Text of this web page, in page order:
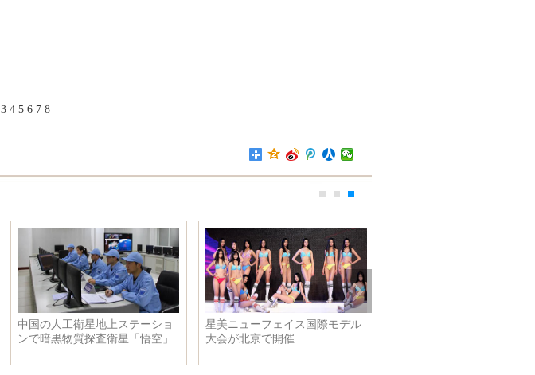
3 4 5 6 7 8
星美ニューフェイス国際モデル
大会が北京で開催
中央経済工作会議が北京で開催
され、習近平主席と李克強総理